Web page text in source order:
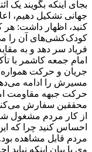
بجای اینکه بگویند یک
جهانی تشکیل دهیم،
کنید، اظهار داشت:
کودک‌کشی‌های آن را
فریاد سر دهد و به
امام جمعه کاشمر با
جریان و حرکت همواره
مسیرش را ادامه
حرکت جبهه مقاومت
محققین سفارش
از کار مردم مشغول
احساس کنید چرا که
مردم قابل مشاهده بود.
وی با بیان اینکه